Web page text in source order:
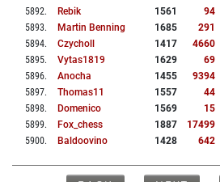
5892. Rebik 1561 94
5893. Martin Benning 1685 291
5894. Czycholl 1417 4660
5895. Vytas1819 1629 69
5896. Anocha 1455 9394
5897. Thomas11 1557 44
5898. Domenico 1569 15
5899. Fox_chess 1887 17499
5900. Baldoovino 1428 642